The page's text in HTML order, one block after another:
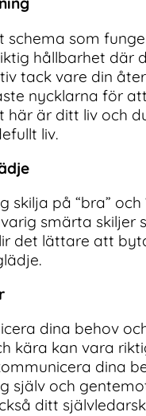
schema som
hållbarhet där
tack vare din
nycklarna för
här är ditt liv och
liv.
skilja på “bra” och
smärta skiljer
det lättare att
dina behov
kära kan vara
dina
själv och
ditt